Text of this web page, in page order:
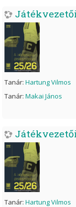
Tanár:Hartung Vilmos
Tanár:Makai János
Tanár:Hartung Vilmos